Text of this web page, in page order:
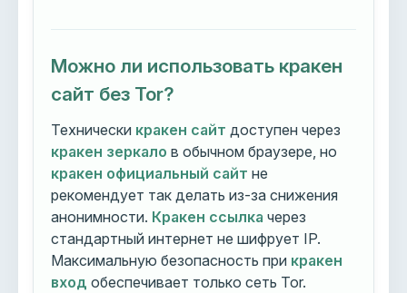
Можно ли использовать кракен
сайт без Tor?
Технически кракен сайт доступен через
кракен зеркало в обычном браузере, но
кракен официальный сайт не
рекомендует так делать из-за снижения
анонимности. Кракен ссылка через
стандартный интернет не шифрует IP.
Максимальную безопасность при кракен
вход обеспечивает только сеть Tor.